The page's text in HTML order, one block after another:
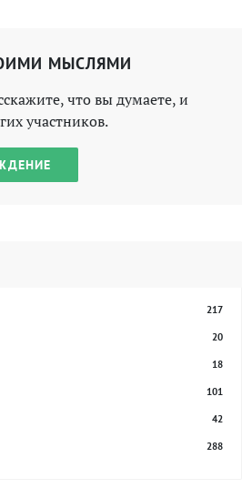
МЫСЛЯМИ
что вы думаете, и
участников.
217
20
18
101
42
288